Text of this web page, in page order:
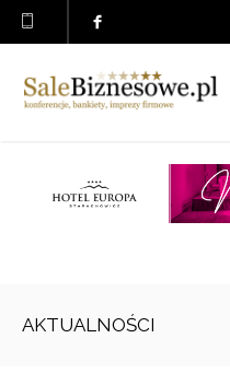
AKTUALNOŚCI